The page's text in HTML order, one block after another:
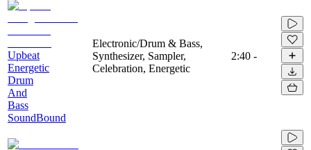
Upbeat
Energetic
Drum
And
Bass
SoundBound
Electronic/Drum & Bass,
Synthesizer, Sampler,
Celebration, Energetic
2:40 -